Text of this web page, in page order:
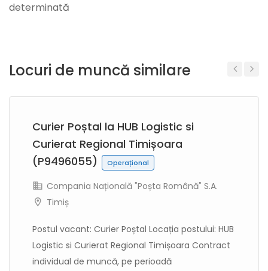
determinată
Locuri de muncă similare
Curier Poștal la HUB Logistic si
Curierat Regional Timișoara
(P9496055)
Operațional
Compania Națională "Poșta Română" S.A.
Timiș
Postul vacant: Curier Poștal Locația postului: HUB
Logistic si Curierat Regional Timișoara Contract
individual de muncă, pe perioadă